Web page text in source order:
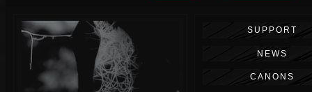
Die Apokalypse. Das ist das Wort,
das Ihnen in den Sinn kommt, als
Sie auf dem Boden aufwachen, Ihr
Körper schmerzt und Ihr Geist
wird von alptraumhaften
Erinnerungen überflutet. Vor
SUPPORT
NEWS
CANONS